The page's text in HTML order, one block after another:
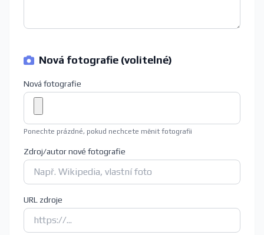
Nová fotografie (volitelné)
Nová fotografie
Ponechte prázdné, pokud nechcete měnit fotografii
Zdroj/autor nové fotografie
URL zdroje